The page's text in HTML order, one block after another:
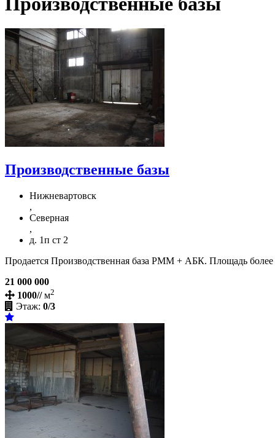
Производственные базы
Нижневартовск
,
Северная
,
д. 1п ст 2
Продается Производственная база РММ + АБК. Площадь
21 000 000
1000//м2
Этаж: 0/3